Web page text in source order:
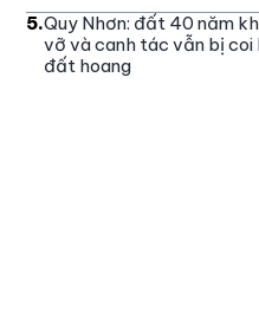
5.Quy Nhơn: đất 40 năm
vỡ và canh tác vẫn bị coi
đất hoang